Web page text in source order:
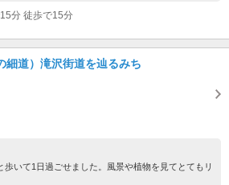
分 徒歩で15分
細道）滝沢街道を辿るみち
歩いて1日過ごせました。風景や植物を見てとてもリ